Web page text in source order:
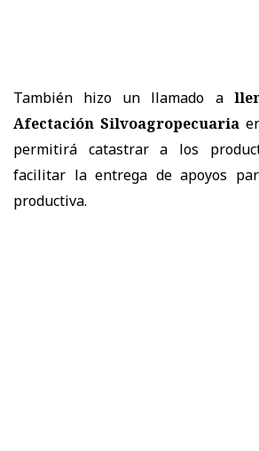
También hizo un llamado a
Afectación Silvoagropecuaria
permitirá catastrar a los
facilitar la entrega de apoyos
productiva.